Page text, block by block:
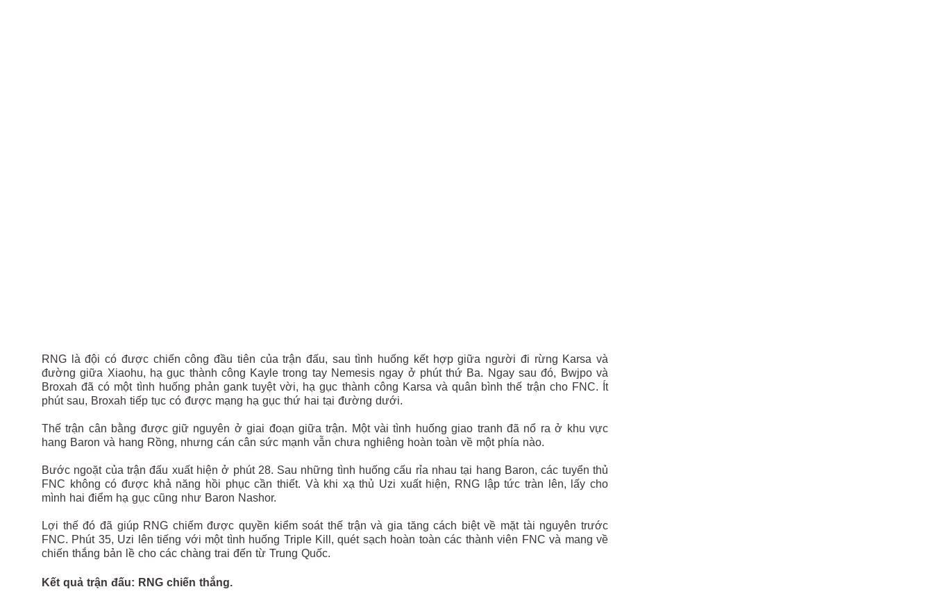
RNG là đội có được chiến công đầu tiên của trận đấu, sau tình huống kết hợp giữa người đi rừng Karsa và
đường giữa Xiaohu, hạ gục thành công Kayle trong tay Nemesis ngay ở phút thứ Ba. Ngay sau đó, Bwjpo và
Broxah đã có một tình huống phản gank tuyệt vời, hạ gục thành công Karsa và quân bình thế trận cho FNC. Ít
phút sau, Broxah tiếp tục có được mạng hạ gục thứ hai tại đường dưới.
Thế trận cân bằng được giữ nguyên ở giai đoạn giữa trận. Một vài tình huống giao tranh đã nổ ra ở khu vực
hang Baron và hang Rồng, nhưng cán cân sức mạnh vẫn chưa nghiêng hoàn toàn về một phía nào.
Bước ngoặt của trận đấu xuất hiện ở phút 28. Sau những tình huống cấu rỉa nhau tại hang Baron, các tuyển thủ
FNC không có được khả năng hồi phục cần thiết. Và khi xạ thủ Uzi xuất hiện, RNG lập tức tràn lên, lấy cho
mình hai điểm hạ gục cũng như Baron Nashor.
Lợi thế đó đã giúp RNG chiếm được quyền kiểm soát thế trận và gia tăng cách biệt về mặt tài nguyên trước
FNC. Phút 35, Uzi lên tiếng với một tình huống Triple Kill, quét sạch hoàn toàn các thành viên FNC và mang về
chiến thắng bản lề cho các chàng trai đến từ Trung Quốc.
Kết quả trận đấu: RNG chiến thắng.